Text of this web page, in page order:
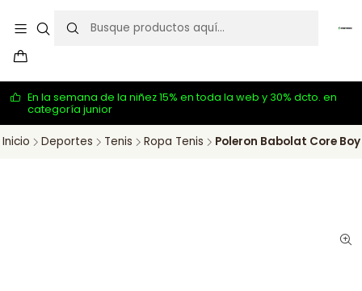
En la semana de la niñez 15% en toda la web y 30% dcto. en
categoría junior
Inicio Deportes Tenis Ropa Tenis Poleron Babolat Core Boy